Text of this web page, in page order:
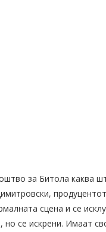
за Битола каква
сцена и се
се искрени. Имаат